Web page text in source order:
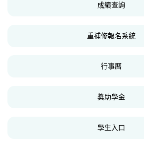
成績查詢
重補修報名系統
行事曆
獎助學金
學生入口